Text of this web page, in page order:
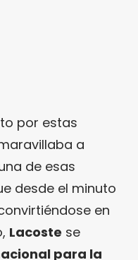
por estas
a
de esas
desde el minuto
en
Lacoste se
para la